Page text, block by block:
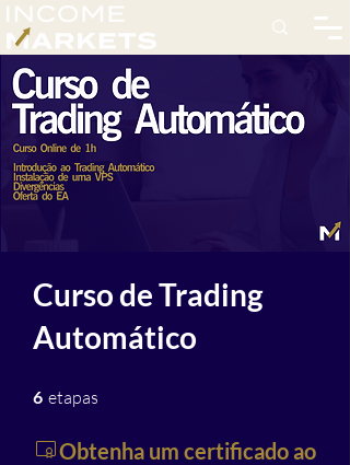
Curso de Trading
Automático
6 etapas
Obtenha um certificado ao